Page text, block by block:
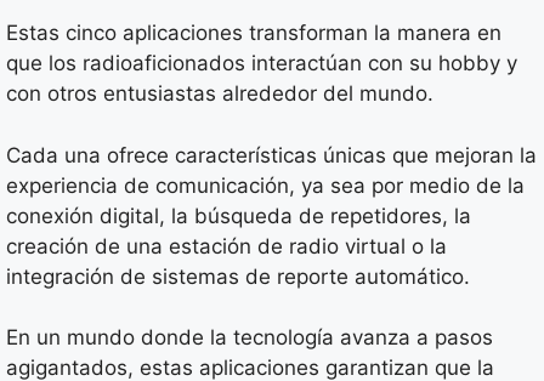
Estas cinco aplicaciones transforman la manera en
que los radioaficionados interactúan con su hobby y
con otros entusiastas alrededor del mundo.
Cada una ofrece características únicas que mejoran la
experiencia de comunicación, ya sea por medio de la
conexión digital, la búsqueda de repetidores, la
creación de una estación de radio virtual o la
integración de sistemas de reporte automático.
En un mundo donde la tecnología avanza a pasos
agigantados, estas aplicaciones garantizan que la